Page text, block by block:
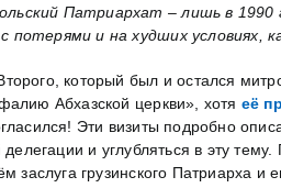
Патриархат – лишь в
и на худших условиях,
который был и остался
Абхазской церкви», хотя её
Эти визиты подробно
и углубляться в эту
грузинского Патриарха